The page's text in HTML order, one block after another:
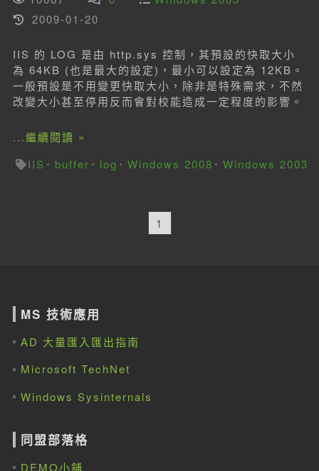
2009-01-20
IIS 的 LOG 是由 http.sys 控制，其預設的快取大小
為 64KB (也是最大的設定)，最小可以設定為 12KB。
一般預設是不用變更快取大小，除非是特殊需求，不然
改變大小甚至停用反而會對校能造成一定程度的影響。
...繼續閱讀 »
IIS
buffer log Windows 2008 Windows 2003
1
MS 技術應用
AD 大量匯入匯出指南
Microsoft TechNet
Windows Sysinternals
同盟部落格
DEMO小舖